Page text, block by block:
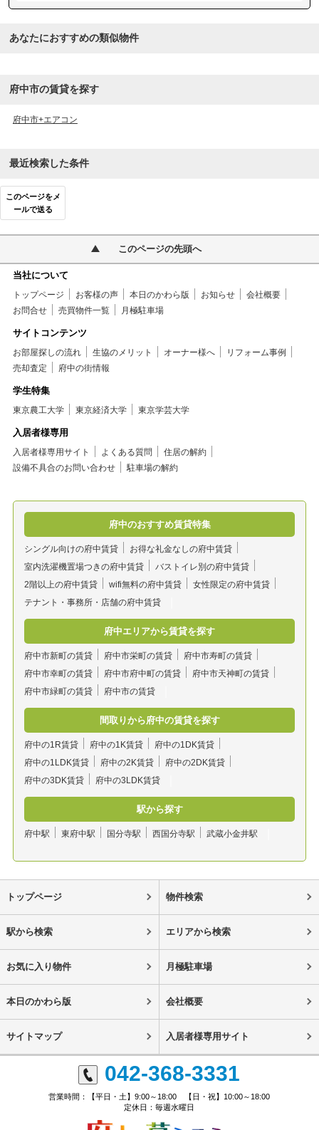
あなたにおすすめの類似物件
府中市の賃貸を探す
府中市+エアコン
最近検索した条件
このページをメ
ールで送る
このページの先頭へ
当社について
トップページ お客様の声 本日のかわら版 お知らせ
会社概要
お問合せ
売買物件一覧 月極駐車場
サイトコンテンツ
お部屋探しの流れ 生協のメリット オーナー様へ
リフォーム事例
売却査定
府中の街情報
学生特集
東京農工大学 東京経済大学 東京学芸大学
入居者様専用
入居者様専用サイト よくある質問
住居の解約
設備不具合のお問い合わせ
駐車場の解約
府中のおすすめ賃貸特集
シングル向けの府中賃貸
お得な礼金なしの府中賃貸
室内洗濯機置場つきの府中賃貸
バストイレ別の府中賃貸
2階以上の府中賃貸
wifi無料の府中賃貸
女性限定の府中賃貸
テナント・事務所・店舗の府中賃貸
府中エリアから賃貸を探す
府中市新町の賃貸 府中市栄町の賃貸
府中市寿町の賃貸
府中市幸町の賃貸
府中市府中町の賃貸
府中市天神町の賃貸
府中市緑町の賃貸
府中市の賃貸
間取りから府中の賃貸を探す
府中の1R賃貸 府中の1K賃貸
府中の1DK賃貸
府中の1LDK賃貸
府中の2K賃貸
府中の2DK賃貸
府中の3DK賃貸
府中の3LDK賃貸
駅から探す
府中駅 東府中駅 国分寺駅 西国分寺駅 武蔵小金井駅
トップページ 物件検索
駅から検索 エリアから検索
お気に入り物件 月極駐車場
本日のかわら版 会社概要
サイトマップ 入居者様専用サイト
042-368-3331
営業時間：【平日・土】9:00～18:00 【日・祝】10:00～18:00
定休日：毎週水曜日